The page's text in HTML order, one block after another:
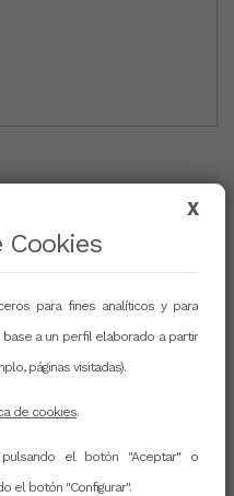
X
para fines analíticos y para
a un perfil elaborado a partir
páginas visitadas).
de cookies.
el botón "Aceptar" o
el botón "Configurar".